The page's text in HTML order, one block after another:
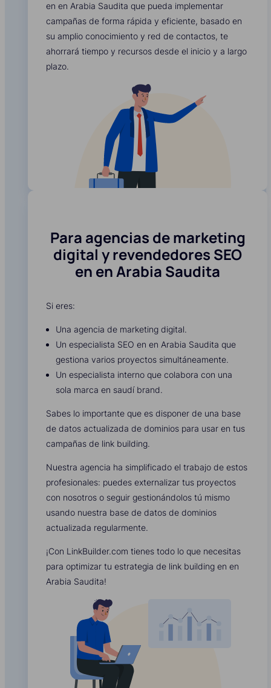
en en Arabia Saudita que pueda implementar
campañas de forma rápida y eficiente, basado en
su amplio conocimiento y red de contactos, te
ahorrará tiempo y recursos desde el inicio y a largo
plazo.
Para agencias de marketing
digital y revendedores SEO
en en Arabia Saudita
Si eres:
Una agencia de marketing digital.
Un especialista SEO en en Arabia Saudita que
gestiona varios proyectos simultáneamente.
Un especialista interno que colabora con una
sola marca en saudí brand.
Sabes lo importante que es disponer de una base
de datos actualizada de dominios para usar en tus
campañas de link building.
Nuestra agencia ha simplificado el trabajo de estos
profesionales: puedes externalizar tus proyectos
con nosotros o seguir gestionándolos tú mismo
usando nuestra base de datos de dominios
actualizada regularmente.
¡Con LinkBuilder.com tienes todo lo que necesitas
para optimizar tu estrategia de link building en en
Arabia Saudita!